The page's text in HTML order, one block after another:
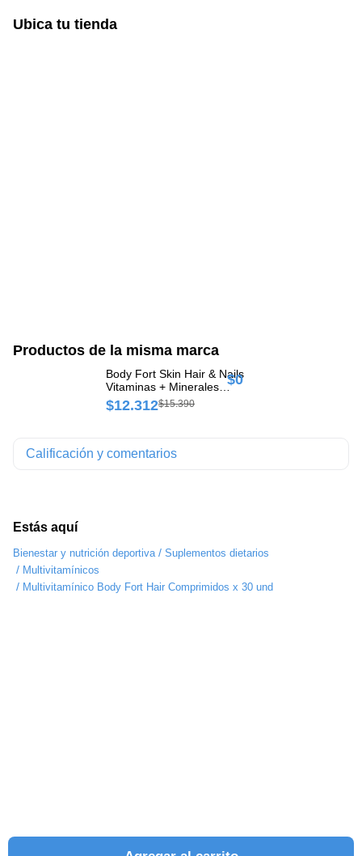
Estás aquí
Bienestar y nutrición deportiva / Suplementos dietarios
/ Multivitamínicos
/ Multivitamínico Body Fort Hair Comprimidos x 30 und
Ubica tu tienda
Productos de la misma marca
Body Fort Skin Hair & Nails
Vitaminas + Minerales
Biotenk Caja x 30
Comprimidos
$12.312$15.390
$0
Calificación y comentarios